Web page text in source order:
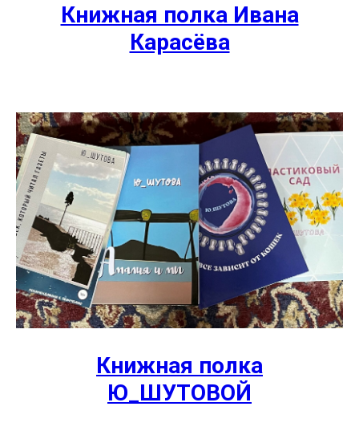
Книжная полка Ивана
Карасёва
Книжная полка
Ю_ШУТОВОЙ